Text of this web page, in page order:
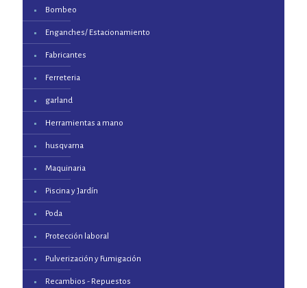
Bombeo
Enganches/ Estacionamiento
Fabricantes
Ferreteria
garland
Herramientas a mano
husqvarna
Maquinaria
Piscina y Jardín
Poda
Protección laboral
Pulverización y Fumigación
Recambios - Repuestos